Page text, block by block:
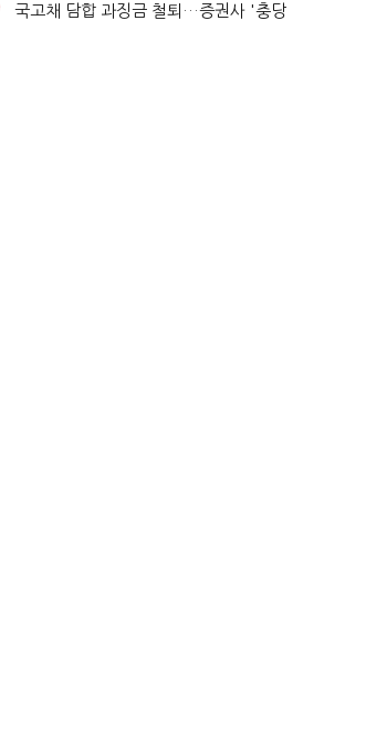
국고채 담합 과징금 철퇴…증권사 '충당